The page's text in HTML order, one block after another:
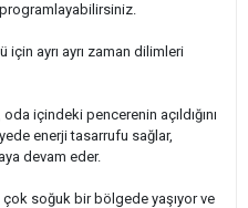
için ayrı ayrı zaman dilimleri
içindeki pencerenin açıldığını
enerji tasarrufu sağlar,
devam eder.
soğuk bir bölgede yaşıyor ve